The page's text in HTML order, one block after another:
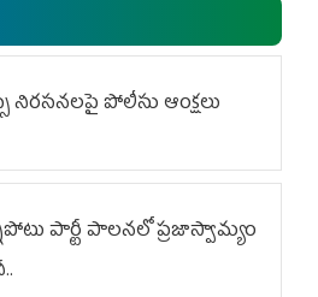
నిరసనలపై పోలీసు ఆంక్షలు
పార్టీ పాలనలో ప్రజాస్వామ్యం